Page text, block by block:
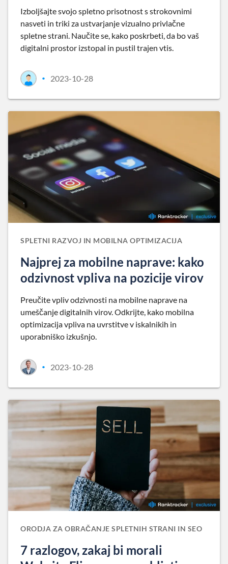
Izboljšajte svojo spletno prisotnost s strokovnimi
nasveti in triki za ustvarjanje vizualno privlačne
spletne strani. Naučite se, kako poskrbeti, da bo vaš
digitalni prostor izstopal in pustil trajen vtis.
• 2023-10-28
SPLETNI RAZVOJ IN MOBILNA OPTIMIZACIJA
Najprej za mobilne naprave: kako
odzivnost vpliva na pozicije virov
Preučite vpliv odzivnosti na mobilne naprave na
umeščanje digitalnih virov. Odkrijte, kako mobilna
optimizacija vpliva na uvrstitve v iskalnikih in
uporabniško izkušnjo.
• 2023-10-28
ORODJA ZA OBRAČANJE SPLETNIH STRANI IN SEO
7 razlogov, zakaj bi morali